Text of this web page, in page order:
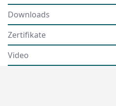
Downloads
Zertifikate
Video